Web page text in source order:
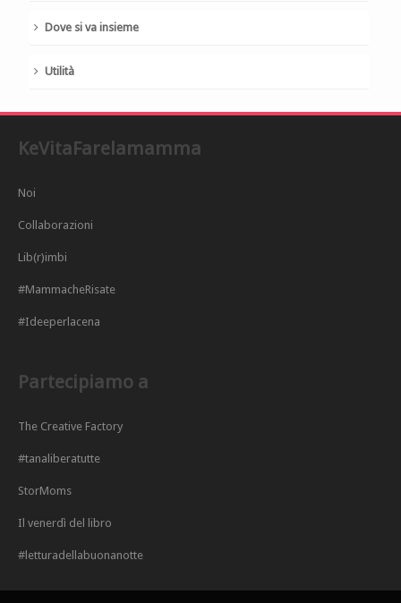
Dove si va insieme
Utilità
KeVitaFarelamamma
Noi
Collaborazioni
Lib(r)imbi
#MammacheRisate
#Ideeperlacena
Partecipiamo a
The Creative Factory
#tanaliberatutte
StorMoms
Il venerdì del libro
#letturadellabuonanotte